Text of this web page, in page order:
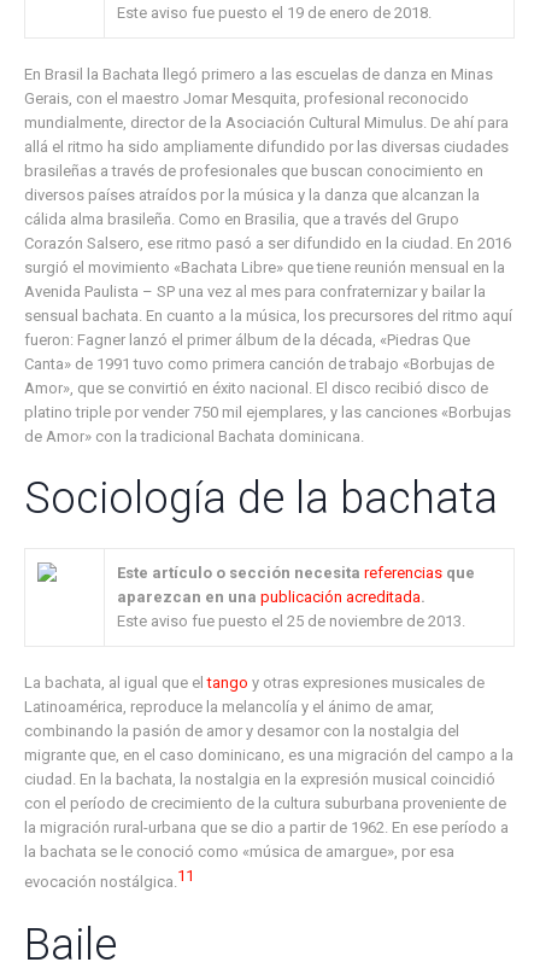
Este aviso fue puesto el 19 de enero de 2018.
En Brasil la Bachata llegó primero a las escuelas de danza en Minas
Gerais, con el maestro Jomar Mesquita, profesional reconocido
mundialmente, director de la Asociación Cultural Mimulus. De ahí para
allá el ritmo ha sido ampliamente difundido por las diversas ciudades
brasileñas a través de profesionales que buscan conocimiento en
diversos países atraídos por la música y la danza que alcanzan la
cálida alma brasileña. Como en Brasilia, que a través del Grupo
Corazón Salsero, ese ritmo pasó a ser difundido en la ciudad. En 2016
surgió el movimiento «Bachata Libre» que tiene reunión mensual en la
Avenida Paulista – SP una vez al mes para confraternizar y bailar la
sensual bachata. En cuanto a la música, los precursores del ritmo aquí
fueron: Fagner lanzó el primer álbum de la década, «Piedras Que
Canta» de 1991 tuvo como primera canción de trabajo «Borbujas de
Amor», que se convirtió en éxito nacional. El disco recibió disco de
platino triple por vender 750 mil ejemplares, y las canciones «Borbujas
de Amor» con la tradicional Bachata dominicana.
Sociología de la bachata
Este artículo o sección necesitareferencias que
aparezcan en unapublicación acreditada.
Este aviso fue puesto el 25 de noviembre de 2013.
La bachata, al igual que eltango y otras expresiones musicales de
Latinoamérica, reproduce la melancolía y el ánimo de amar,
combinando la pasión de amor y desamor con la nostalgia del
migrante que, en el caso dominicano, es una migración del campo a la
ciudad. En la bachata, la nostalgia en la expresión musical coincidió
con el período de crecimiento de la cultura suburbana proveniente de
la migración rural-urbana que se dio a partir de 1962. En ese período a
la bachata se le conoció como «música de amargue», por esa
evocación nostálgica.11
Baile